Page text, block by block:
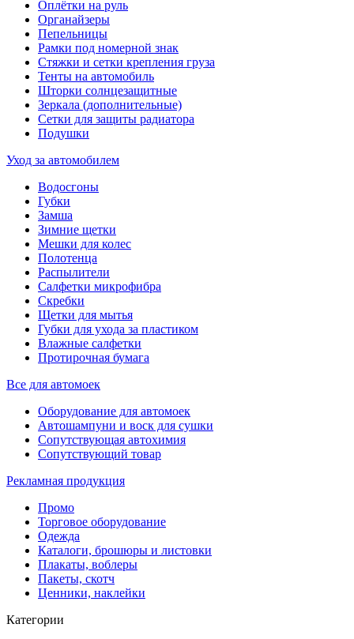
Оплётки на руль
Органайзеры
Пепельницы
Рамки под номерной знак
Стяжки и сетки крепления груза
Тенты на автомобиль
Шторки солнцезащитные
Зеркала (дополнительные)
Сетки для защиты радиатора
Подушки
Уход за автомобилем
Водосгоны
Губки
Замша
Зимние щетки
Мешки для колес
Полотенца
Распылители
Салфетки микрофибра
Скребки
Щетки для мытья
Губки для ухода за пластиком
Влажные салфетки
Протирочная бумага
Все для автомоек
Оборудование для автомоек
Автошампуни и воск для сушки
Сопутствующая автохимия
Сопутствующий товар
Рекламная продукция
Промо
Торговое оборудование
Одежда
Каталоги, брошюры и листовки
Плакаты, воблеры
Пакеты, скотч
Ценники, наклейки
Категории